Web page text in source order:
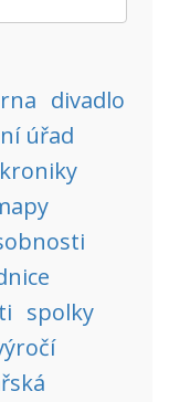
divadlo
úřad
kroniky
spolky